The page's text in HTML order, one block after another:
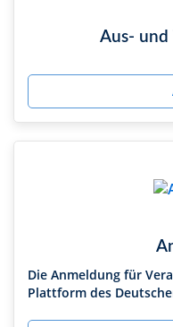
Aus-
Die Anmeldung für
Plattform des